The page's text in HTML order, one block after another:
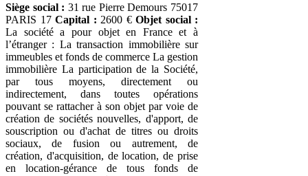
Siège social : 31 rue Pierre Demours 75017
PARIS 17 Capital : 2600 € Objet social :
La société a pour objet en France et à
l’étranger : La transaction immobilière sur
immeubles et fonds de commerce La gestion
immobilière La participation de la Société,
par tous moyens, directement ou
indirectement, dans toutes opérations
pouvant se rattacher à son objet par voie de
création de sociétés nouvelles, d'apport, de
souscription ou d'achat de titres ou droits
sociaux, de fusion ou autrement, de
création, d'acquisition, de location, de prise
en location-gérance de tous fonds de